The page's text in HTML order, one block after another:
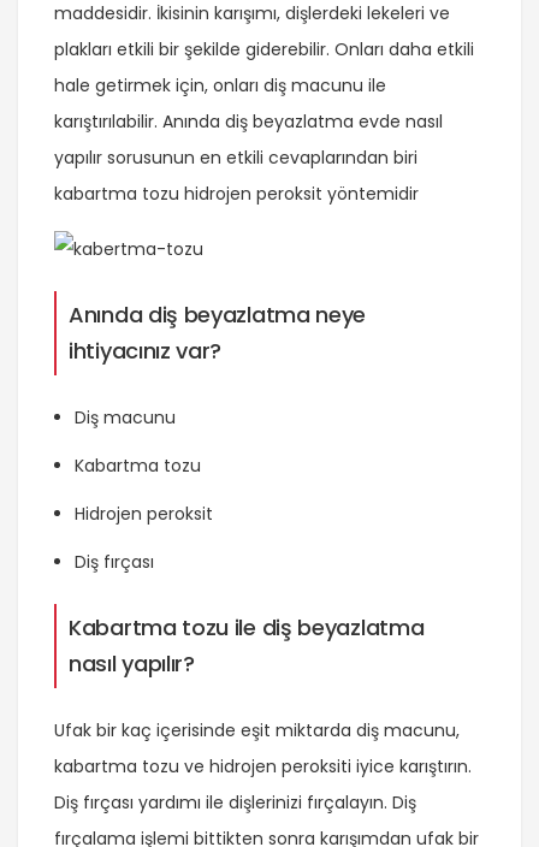
maddesidir. İkisinin karışımı, dişlerdeki lekeleri ve
plakları etkili bir şekilde giderebilir. Onları daha etkili
hale getirmek için, onları diş macunu ile
karıştırılabilir. Anında diş beyazlatma evde nasıl
yapılır sorusunun en etkili cevaplarından biri
kabartma tozu hidrojen peroksit yöntemidir
Anında diş beyazlatma neye
ihtiyacınız var?
Diş macunu
Kabartma tozu
Hidrojen peroksit
Diş fırçası
Kabartma tozu ile diş beyazlatma
nasıl yapılır?
Ufak bir kaç içerisinde eşit miktarda diş macunu,
kabartma tozu ve hidrojen peroksiti iyice karıştırın.
Diş fırçası yardımı ile dişlerinizi fırçalayın. Diş
fırçalama işlemi bittikten sonra karışımdan ufak bir